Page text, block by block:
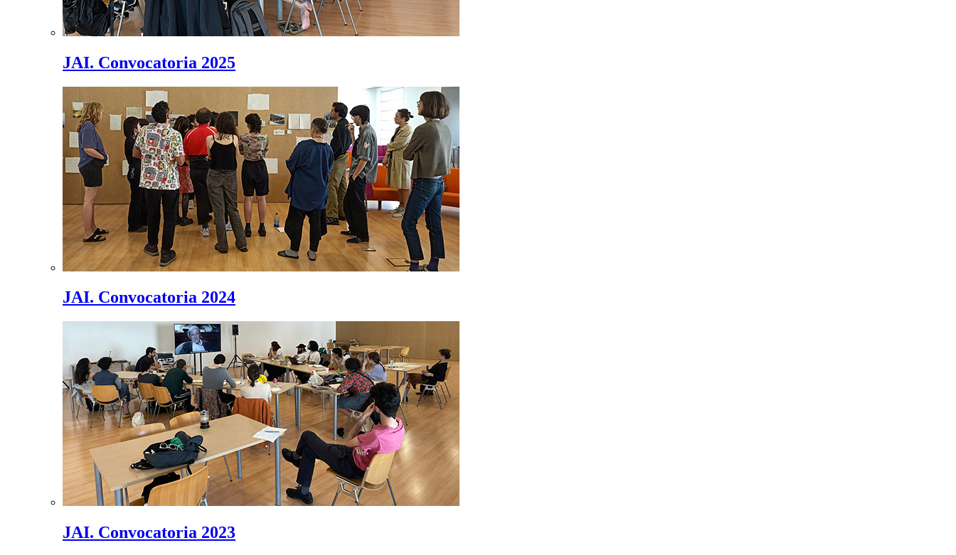
JAI. Convocatoria 2025
JAI. Convocatoria 2024
JAI. Convocatoria 2023